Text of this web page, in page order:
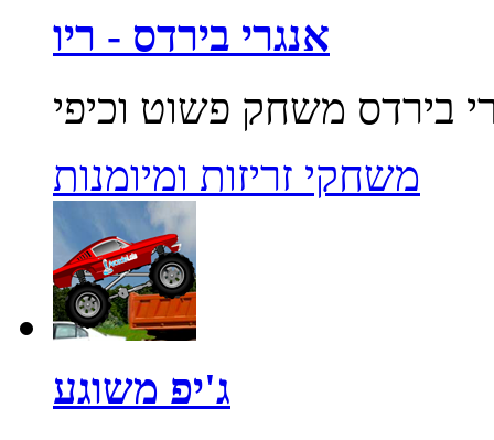
אנגרי בירדס - ריו
משחקי זריזות ומיומנות
ג'יפ משוגע